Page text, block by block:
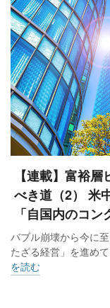
この男性は会社売却
週3日程度オンライ
本製品を取り扱うe
を進める。カナダに
て、政府指定のベン
一定の要件を満たし
ラムがある。「ス
申請し結果待ちの
カナダは投資家向
め、同国への永住
を狙う。「40〜60
するケースが増加し
【連載】富裕
べき道（2） 米
「自国内のコ
バブル崩壊から今に
たざる経営」を進め
を読む